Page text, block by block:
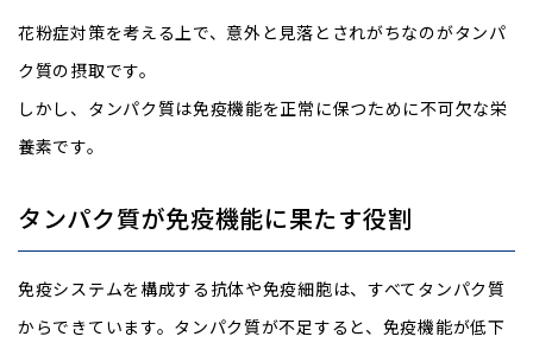
花粉症対策を考える上で、意外と見落とされがちなのがタンパ
ク質の摂取です。
しかし、タンパク質は免疫機能を正常に保つために不可欠な栄
養素です。
タンパク質が免疫機能に果たす役割
免疫システムを構成する抗体や免疫細胞は、すべてタンパク質
からできています。タンパク質が不足すると、免疫機能が低下